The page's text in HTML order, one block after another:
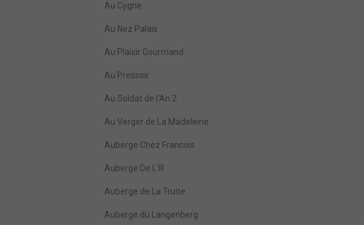
Au Cygne
Au Nez Palais
Au Plaisir Gourmand
Au Pressoir
Au Soldat de l'An 2
Au Verger de La Madeleine
Auberge Chez Francois
Auberge De L'Ill
Auberge de La Truite
Auberge du Langenberg